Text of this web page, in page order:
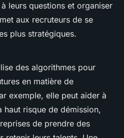
leurs questions et organiser
aux recruteurs de se
plus stratégiques.
des algorithmes pour
en matière de
exemple, elle peut aider à
haut risque de démission,
de prendre des